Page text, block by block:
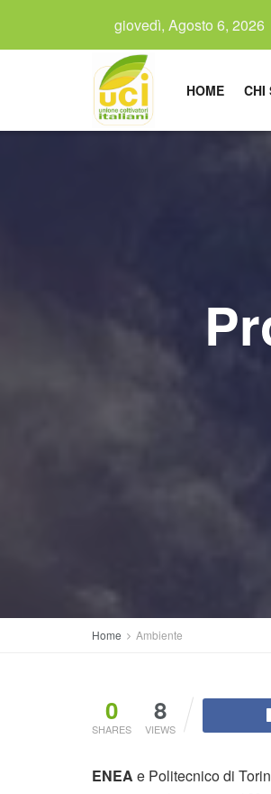
giovedì, Agosto 6, 2026
HOME CHI
Home Ambiente
0
SHARES
8
VIEWS
ENEA e Politecnico di